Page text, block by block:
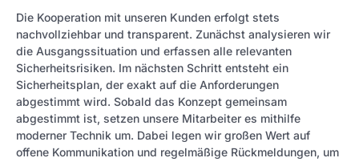
Die Kooperation mit unseren Kunden erfolgt stets
nachvollziehbar und transparent. Zunächst analysieren wir
die Ausgangssituation und erfassen alle relevanten
Sicherheitsrisiken. Im nächsten Schritt entsteht ein
Sicherheitsplan, der exakt auf die Anforderungen
abgestimmt wird. Sobald das Konzept gemeinsam
abgestimmt ist, setzen unsere Mitarbeiter es mithilfe
moderner Technik um. Dabei legen wir großen Wert auf
offene Kommunikation und regelmäßige Rückmeldungen, um